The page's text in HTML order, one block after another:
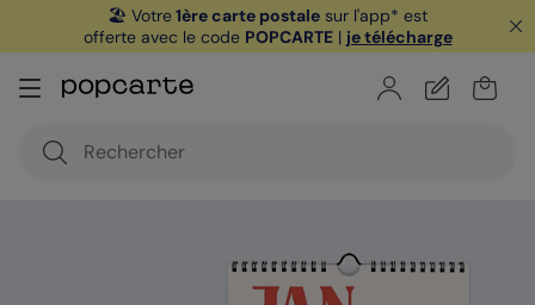
🏖️ Votre1ère carte postale sur l'app* est
offerte avec le code POPCARTE| je télécharge